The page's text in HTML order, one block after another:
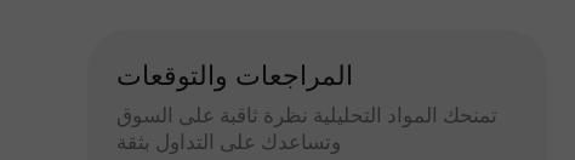
المراجعات والتوقعات
تمنحك المواد التحليلية نظرة ثاقبة على السوق
وتساعدك على التداول بثقة